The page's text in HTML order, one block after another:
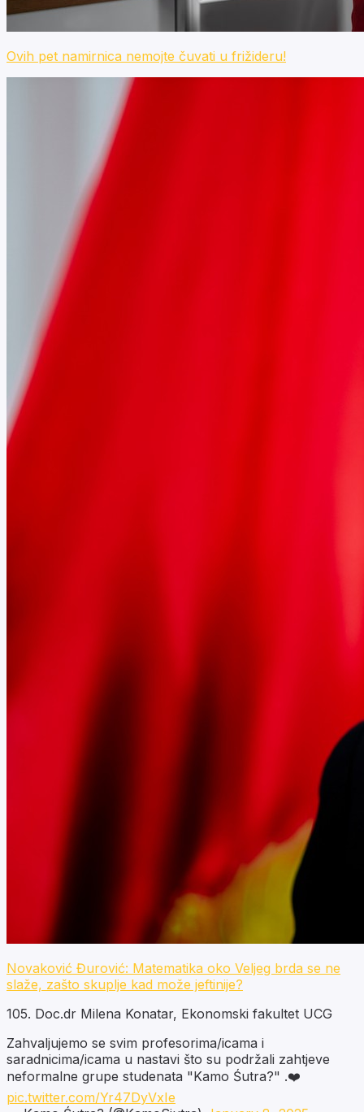
Ovih pet namirnica nemojte čuvati u frižideru!
Novaković Đurović: Matematika oko Veljeg brda se ne
slaže, zašto skuplje kad može jeftinije?
105. Doc.dr Milena Konatar, Ekonomski fakultet UCG
Zahvaljujemo se svim profesorima/icama i
saradnicima/icama u nastavi što su podržali zahtjeve
neformalne grupe studenata "Kamo Śutra?" .❤️
pic.twitter.com/Yr47DyVxIe